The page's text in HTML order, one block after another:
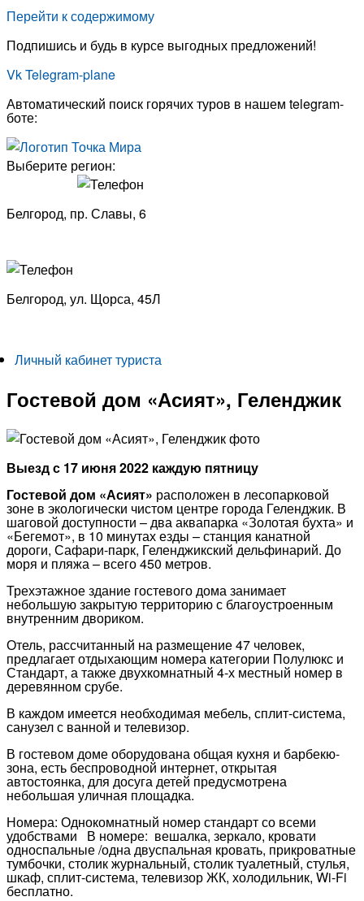
Перейти к содержимому
Подпишись и будь в курсе выгодных предложений!
VkTelegram-plane
Автоматический поиск горячих туров в нашем telegram-
боте:
Выберите регион:
Белгород, пр. Славы, 6
Белгород, ​ ул. Щорса, 45Л
Личный кабинет туриста
Гостевой дом «Асият», Геленджик
Выезд с 17 июня 2022 каждую пятницу
Гостевой дом «Асият» расположен в лесопарковой
зоне в экологически чистом центре города Геленджик. В
шаговой доступности – два аквапарка «Золотая бухта» и
«Бегемот», в 10 минутах езды – станция канатной
дороги, Сафари-парк, Геленджикский дельфинарий. До
моря и пляжа – всего 450 метров.
Трехэтажное здание гостевого дома занимает
небольшую закрытую территорию с благоустроенным
внутренним двориком.
Отель, рассчитанный на размещение 47 человек,
предлагает отдыхающим номера категории Полулюкс и
Стандарт, а также двухкомнатный 4-х местный номер в
деревянном срубе.
В каждом имеется необходимая мебель, сплит-система,
санузел с ванной и телевизор.
В гостевом доме оборудована общая кухня и барбекю-
зона, есть беспроводной интернет, открытая
автостоянка, для досуга детей предусмотрена
небольшая уличная площадка.
Номера: Однокомнатный номер стандарт со всеми
удобствами В номере: вешалка, зеркало, кровати
односпальные /одна двуспальная кровать, прикроватные
тумбочки, столик журнальный, столик туалетный, стулья,
шкаф, сплит-система, телевизор ЖК, холодильник, Wi-Fi
бесплатно.